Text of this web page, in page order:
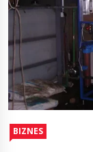
BIZNES